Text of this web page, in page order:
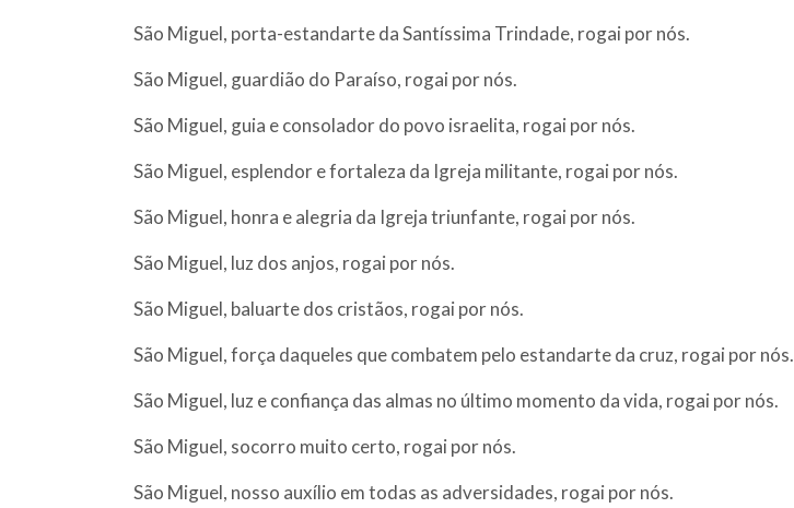
São Miguel, porta-estandarte da Santíssima Trindade, rogai por nós.
São Miguel, guardião do Paraíso, rogai por nós.
São Miguel, guia e consolador do povo israelita, rogai por nós.
São Miguel, esplendor e fortaleza da Igreja militante, rogai por nós.
São Miguel, honra e alegria da Igreja triunfante, rogai por nós.
São Miguel, luz dos anjos, rogai por nós.
São Miguel, baluarte dos cristãos, rogai por nós.
São Miguel, força daqueles que combatem pelo estandarte da cruz, rogai por nós.
São Miguel, luz e confiança das almas no último momento da vida, rogai por nós.
São Miguel, socorro muito certo, rogai por nós.
São Miguel, nosso auxílio em todas as adversidades, rogai por nós.